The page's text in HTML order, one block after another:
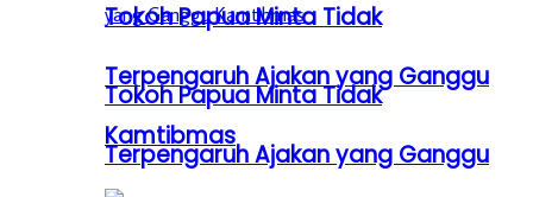
Tokoh Papua Minta Tidak
Terpengaruh Ajakan yang Ganggu
Kamtibmas
Tokoh Papua Minta Tidak
Terpengaruh Ajakan yang Ganggu